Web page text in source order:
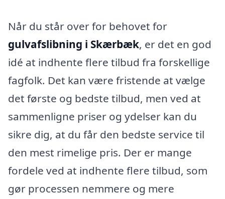
Når du står over for behovet for
gulvafslibning i Skærbæk, er det en god
idé at indhente flere tilbud fra forskellige
fagfolk. Det kan være fristende at vælge
det første og bedste tilbud, men ved at
sammenligne priser og ydelser kan du
sikre dig, at du får den bedste service til
den mest rimelige pris. Der er mange
fordele ved at indhente flere tilbud, som
gør processen nemmere og mere